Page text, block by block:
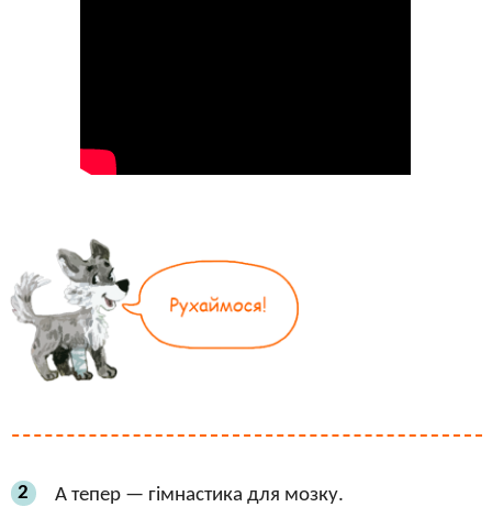
2
А тепер — гімнастика для мозку.